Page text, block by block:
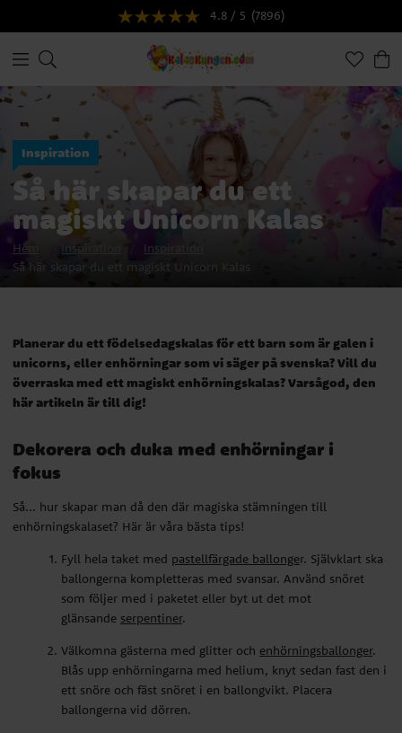
4.8 / 5 (7896)
Inspiration
Så här skapar du ett
magiskt Unicorn Kalas
Hem Inspiration
Inspiration
Så här skapar du ett magiskt Unicorn Kalas
Planerar du ett födelsedagskalas för ett barn som är galen i
unicorns, eller enhörningar som vi säger på svenska? Vill du
överraska med ett magiskt enhörningskalas? Varsågod, den
här artikeln är till dig!
Dekorera och duka med enhörningar i
fokus
Så... hur skapar man då den där magiska stämningen till
enhörningskalaset? Här är våra bästa tips!
Fyll hela taket med pastellfärgade ballonger. Självklart ska
ballongerna kompletteras med svansar. Använd snöret
som följer med i paketet eller byt ut det mot
glänsande serpentiner.
Välkomna gästerna med glitter och enhörningsballonger.
Blås upp enhörningarna med helium, knyt sedan fast den i
ett snöre och fäst snöret i en ballongvikt. Placera
ballongerna vid dörren.